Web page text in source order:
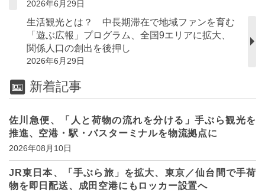
2026年6月29日
生活観光とは？ 中長期滞在で地域ファンを育む
「遊ぶ広報」プログラム、全国9エリアに拡大、
関係人口の創出を後押し
2026年6月29日
新着記事
佐川急便、「人と荷物の流れを分ける」手ぶら観光を
推進、空港・駅・バスターミナルを物流拠点に
2026年08月10日
JR東日本、「手ぶら旅」を拡大、東京／仙台間で手荷
物を即日配送、成田空港にもロッカー設置へ